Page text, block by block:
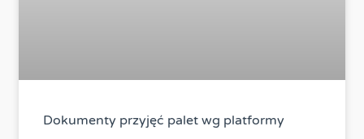
Dokumenty przyjęć palet wg platformy